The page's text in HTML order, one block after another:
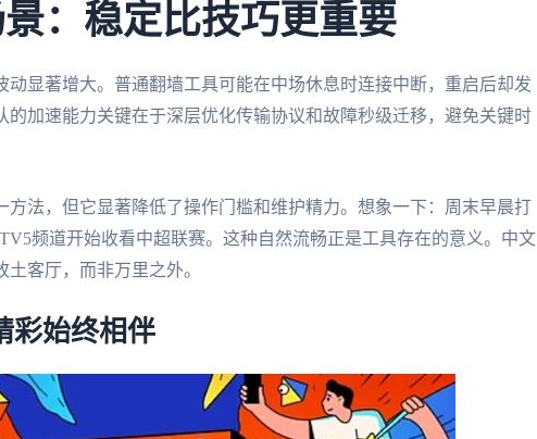
：稳定比技巧更重要
动显著增大。普通翻墙工具可能在中场休息时连接中断，重启后却发
的加速能力关键在于深层优化传输协议和故障秒级迁移，避免关键时
方法，但它显著降低了操作门槛和维护精力。想象一下：周末早晨打
频道开始收看中超联赛。这种自然流畅正是工具存在的意义。中文
客厅，而非万里之外。
彩始终相伴